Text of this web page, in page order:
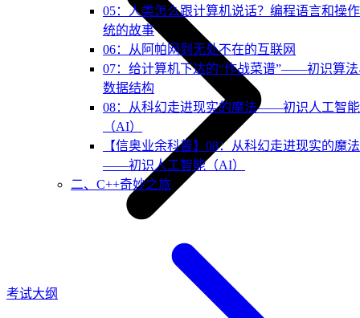
05：人类怎么跟计算机说话？编程语言和操
统的故事
06：从阿帕网到无处不在的互联网
07：给计算机下达的“作战菜谱”——初识算
数据结构
08：从科幻走进现实的魔法——初识人工智能
（AI）
【信奥业余科普】08：从科幻走进现实的魔法
——初识人工智能（AI）
二、C++奇妙之旅
考试大纲